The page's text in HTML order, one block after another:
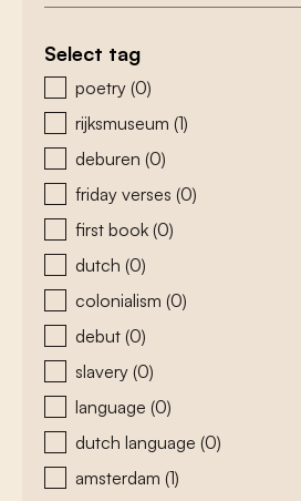
Select tag
zoeken - tags
poetry (0)
rijksmuseum (1)
deburen (0)
friday verses (0)
first book (0)
dutch (0)
colonialism (0)
debut (0)
slavery (0)
language (0)
dutch language (0)
amsterdam (1)